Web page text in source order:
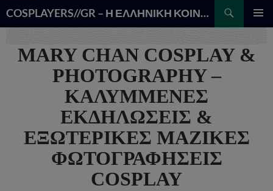
COSPLAYERS//GR – Η ΕΛΛΗΝΙΚΗ ΚΟΙΝΟΤΗΤΑ COSPLAY
CONTENT
MARY CHAN COSPLAY &
PHOTOGRAPHY –
ΚΑΛΥΜΜΕΝΕΣ
ΕΚΔΗΛΩΣΕΙΣ &
ΕΞΩΤΕΡΙΚΕΣ ΜΑΖΙΚΕΣ
ΦΩΤΟΓΡΑΦΗΣΕΙΣ
COSPLAY